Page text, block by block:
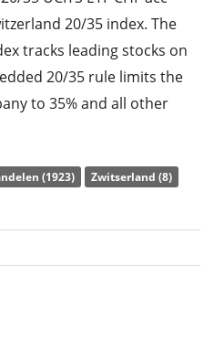
20/35 index. The
tracks leading stocks on
20/35 rule limits the
to 35% and all other
ratio) amounts to0,20%
20/35 UCITS ETF CHF
the performance of the
(1923) Zwitserland (8)